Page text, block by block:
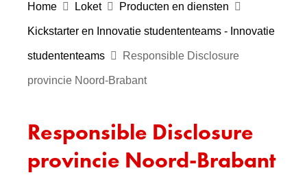
Home Loket Producten en diensten
Kickstarter en Innovatie studententeams - Innovatie
studententeams Responsible Disclosure
provincie Noord-Brabant
Responsible Disclosure
provincie Noord-Brabant